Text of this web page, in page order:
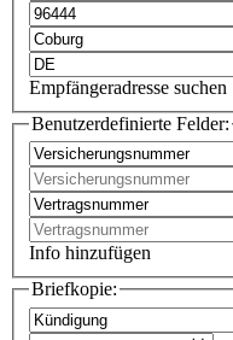
Empfängeradresse suchen
Benutzerdefinierte Felder:
Info hinzufügen
Briefkopie: